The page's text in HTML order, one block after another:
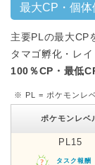
最大CP・個
主要PLの最大CP
タマゴ孵化・レ
100％CP・最低
※ PL = ポケモンレ
ポケモンレベ
PL15
タスク報酬